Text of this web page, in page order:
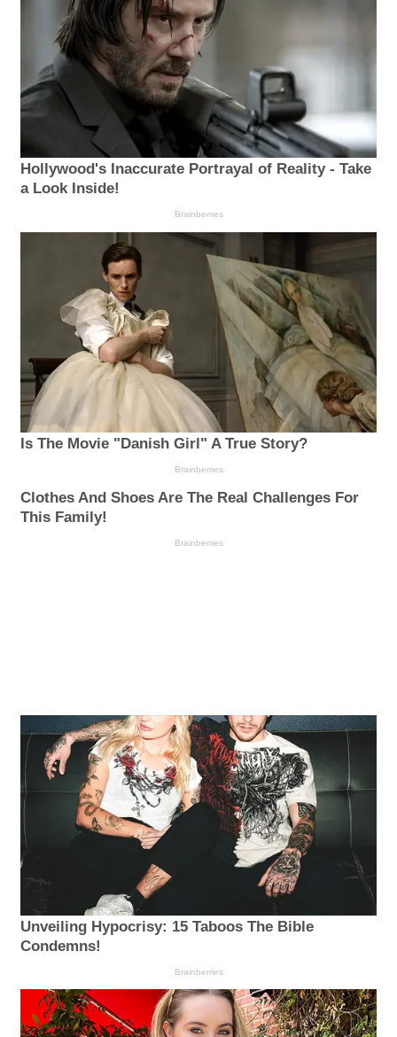
Hollywood's Inaccurate Portrayal of Reality - Take
a Look Inside!
Brainberries
Is The Movie "Danish Girl" A True Story?
Brainberries
Clothes And Shoes Are The Real Challenges For
This Family!
Brainberries
Unveiling Hypocrisy: 15 Taboos The Bible
Condemns!
Brainberries